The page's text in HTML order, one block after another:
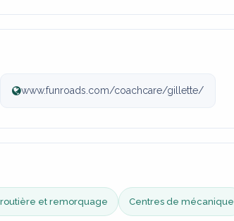
www.funroads.com/coachcare/gillette/
routière et remorquage Centres de mécanique